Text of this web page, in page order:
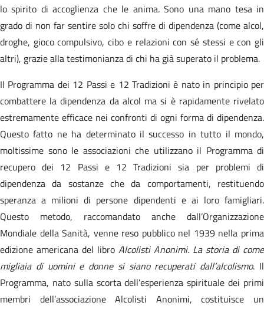
lo spirito di accoglienza che le anima. Sono una mano tesa in
grado di non far sentire solo chi soffre di dipendenza (come alcol,
droghe, gioco compulsivo, cibo e relazioni con sé stessi e con gli
altri), grazie alla testimonianza di chi ha già superato il problema.
Il Programma dei 12 Passi e 12 Tradizioni è nato in principio per
combattere la dipendenza da alcol ma si è rapidamente rivelato
estremamente efficace nei confronti di ogni forma di dipendenza.
Questo fatto ne ha determinato il successo in tutto il mondo,
moltissime sono le associazioni che utilizzano il Programma di
recupero dei 12 Passi e 12 Tradizioni sia per problemi di
dipendenza da sostanze che da comportamenti, restituendo
speranza a milioni di persone dipendenti e ai loro famigliari.
Questo metodo, raccomandato anche dall’Organizzazione
Mondiale della Sanità, venne reso pubblico nel 1939 nella prima
edizione americana del libro Alcolisti Anonimi. La storia di come
migliaia di uomini e donne si siano recuperati dall’alcolismo. Il
Programma, nato sulla scorta dell’esperienza spirituale dei primi
membri dell’associazione Alcolisti Anonimi, costituisce un